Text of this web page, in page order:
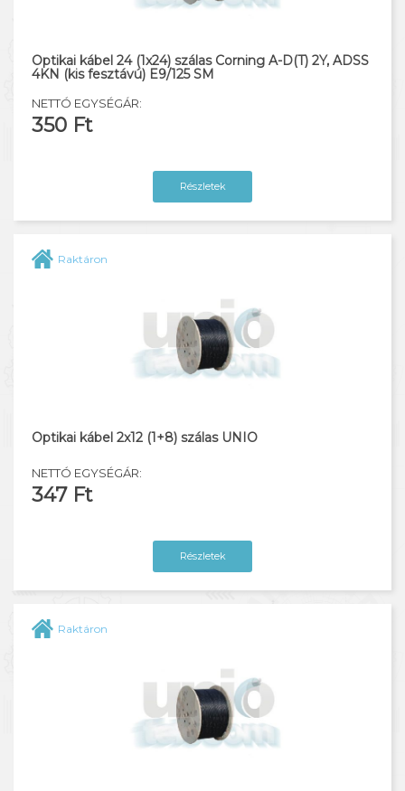
Optika csatlakozók
Optikai aktív eszközök
Optikai passzív eszközök
Drop kábelek
Szerelési anyagok
Kötődoboz, tartó szerelvény
Optikai kábel 24 (1x24) szálas Corning A-D(T) 2Y, ADSS
4KN (kis fesztávú) E9/125 SM
NETTÓ EGYSÉGÁR:
350 Ft
Részletek
Raktáron
Optikai kábel 2x12 (1+8) szálas UNIO
NETTÓ EGYSÉGÁR:
347 Ft
Részletek
Raktáron